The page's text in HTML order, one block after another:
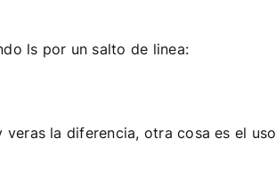
ls por un salto de linea:
la diferencia, otra cosa es el uso